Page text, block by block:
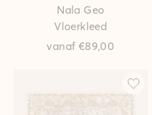
Nala Geo
Vloerkleed
vanaf €89,00